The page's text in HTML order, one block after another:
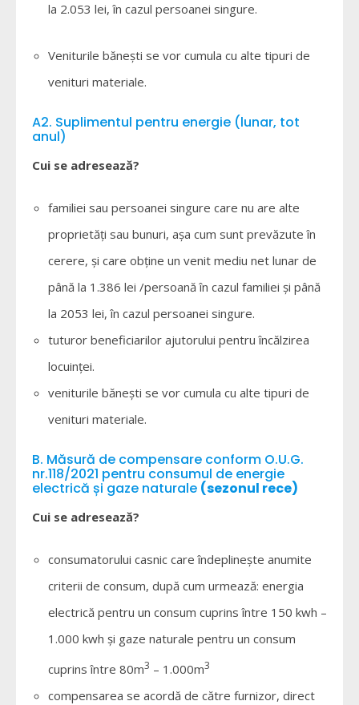
la 2.053 lei, în cazul persoanei singure.
Veniturile bănești se vor cumula cu alte tipuri de
venituri materiale.
A2. Suplimentul pentru energie (lunar, tot
anul)
Cui se adresează?
familiei sau persoanei singure care nu are alte
proprietăți sau bunuri, așa cum sunt prevăzute în
cerere, și care obține un venit mediu net lunar de
până la 1.386 lei /persoană în cazul familiei și până
la 2053 lei, în cazul persoanei singure.
tuturor beneficiarilor ajutorului pentru încălzirea
locuinței.
veniturile bănești se vor cumula cu alte tipuri de
venituri materiale.
B. Măsură de compensare conform O.U.G.
nr.118/2021 pentru consumul de energie
electrică și gaze naturale (sezonul rece)
Cui se adresează?
consumatorului casnic care îndeplinește anumite
criterii de consum, după cum urmează: energia
electrică pentru un consum cuprins între 150 kwh –
1.000 kwh și gaze naturale pentru un consum
cuprins între 80m3 – 1.000m3
compensarea se acordă de către furnizor, direct